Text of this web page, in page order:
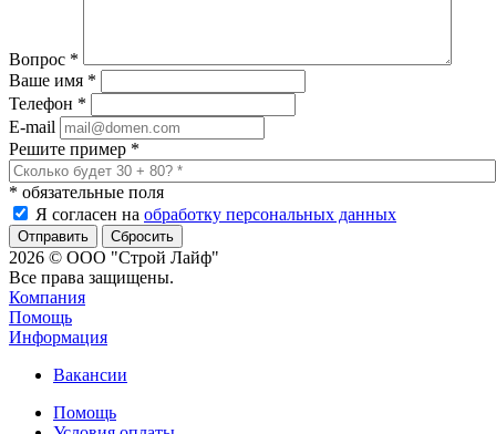
Вопрос *
Ваше имя *
Телефон *
E-mail
Решите пример *
* обязательные поля
Я согласен на обработку персональных данных
Сбросить
2026 © ООО "Строй Лайф"
Все права защищены.
Компания
Помощь
Информация
Вакансии
Помощь